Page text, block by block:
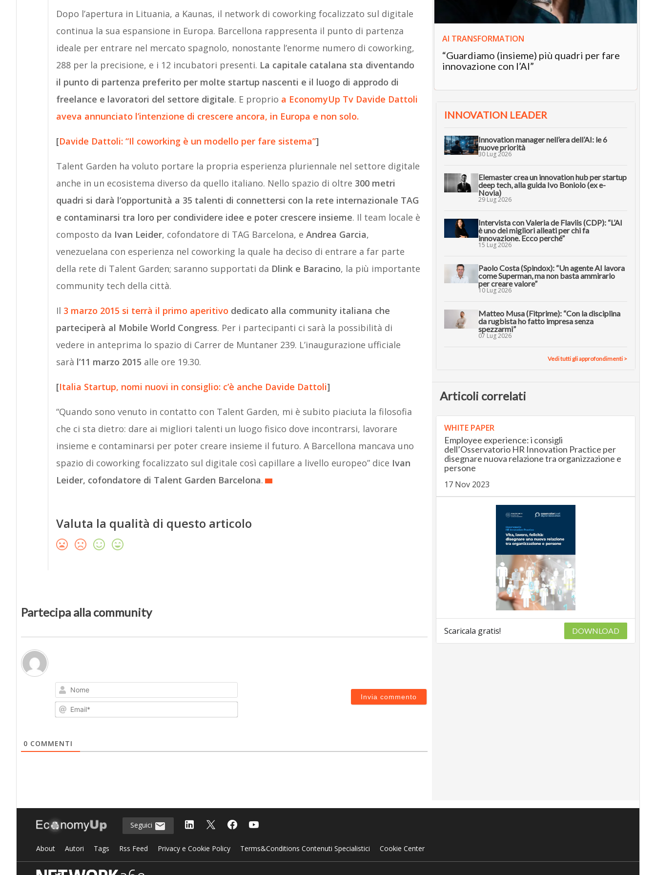
Dopo l’apertura in Lituania, a Kaunas, il network di coworking focalizzato sul digitale
continua la sua espansione in Europa. Barcellona rappresenta il punto di partenza
ideale per entrare nel mercato spagnolo, nonostante l’enorme numero di coworking,
288 per la precisione, e i 12 incubatori presenti. La capitale catalana sta diventando
il punto di partenza preferito per molte startup nascenti e il luogo di approdo di
freelance e lavoratori del settore digitale. E proprio a EconomyUp Tv Davide Dattoli
aveva annunciato l’intenzione di crescere ancora, in Europa e non solo.
[Davide Dattoli: “Il coworking è un modello per fare sistema”]
Talent Garden ha voluto portare la propria esperienza pluriennale nel settore digitale
anche in un ecosistema diverso da quello italiano. Nello spazio di oltre 300 metri
quadri si darà l’opportunità a 35 talenti di connettersi con la rete internazionale TAG
e contaminarsi tra loro per condividere idee e poter crescere insieme. Il team locale è
composto da Ivan Leider, cofondatore di TAG Barcelona, e Andrea Garcia,
venezuelana con esperienza nel coworking la quale ha deciso di entrare a far parte
della rete di Talent Garden; saranno supportati da Dlink e Baracino, la più importante
community tech della città.
Il 3 marzo 2015 si terrà il primo aperitivo dedicato alla community italiana che
parteciperà al Mobile World Congress. Per i partecipanti ci sarà la possibilità di
vedere in anteprima lo spazio di Carrer de Muntaner 239. L’inaugurazione ufficiale
sarà l’11 marzo 2015 alle ore 19.30.
[Italia Startup, nomi nuovi in consiglio: c’è anche Davide Dattoli]
“Quando sono venuto in contatto con Talent Garden, mi è subito piaciuta la filosofia
che ci sta dietro: dare ai migliori talenti un luogo fisico dove incontrarsi, lavorare
insieme e contaminarsi per poter creare insieme il futuro. A Barcellona mancava uno
spazio di coworking focalizzato sul digitale così capillare a livello europeo” dice Ivan
Leider, cofondatore di Talent Garden Barcelona.
Valuta la qualità di questo articolo
Partecipa alla community
Nome
Email*
0 COMMENTI
AI TRANSFORMATION
“Guardiamo (insieme) più quadri per fare
innovazione con l’AI”
INNOVATION LEADER
Innovation manager nell’era dell’AI: le 6
nuove priorità
30 Lug 2026
Elemaster crea un innovation hub per startup
deep tech, alla guida Ivo Boniolo (ex e-
Novia)
29 Lug 2026
Intervista con Valeria de Flaviis (CDP): “L’AI
è uno dei migliori alleati per chi fa
innovazione. Ecco perché”
15 Lug 2026
Paolo Costa (Spindox): “Un agente AI lavora
come Superman, ma non basta ammirarlo
per creare valore”
10 Lug 2026
Matteo Musa (Fitprime): “Con la disciplina
da rugbista ho fatto impresa senza
spezzarmi”
07 Lug 2026
Vedi tutti gli approfondimenti >
Articoli correlati
WHITE PAPER
Employee experience: i consigli
dell’Osservatorio HR Innovation Practice per
disegnare nuova relazione tra organizzazione e
persone
17 Nov 2023
Scaricala gratis! DOWNLOAD
Seguici
About Autori Tags Rss Feed Privacy e Cookie Policy Terms&Conditions Contenuti Specialistici Cookie Center